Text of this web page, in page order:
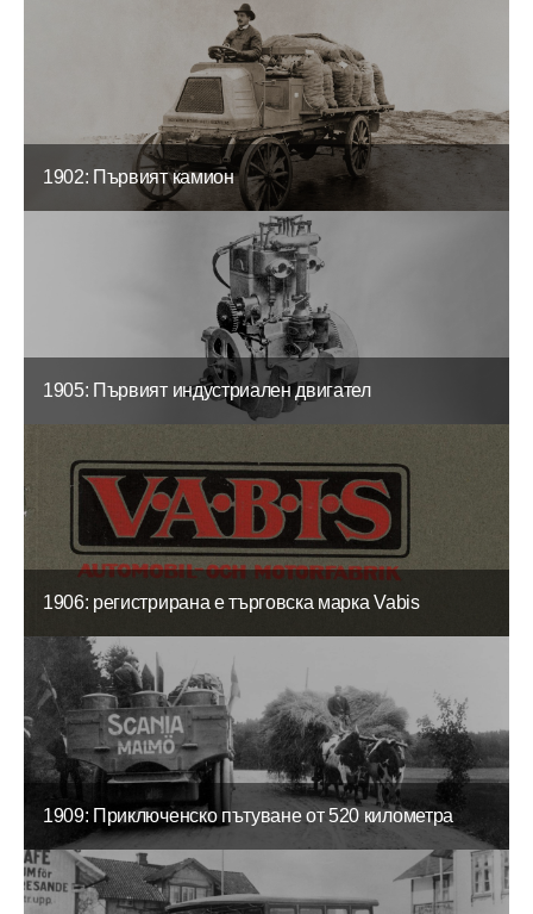
1902: Първият камион
1905: Първият индустриален двигател
1906: регистрирана е търговска марка Vabis
1909: Приключенско пътуване от 520 километра